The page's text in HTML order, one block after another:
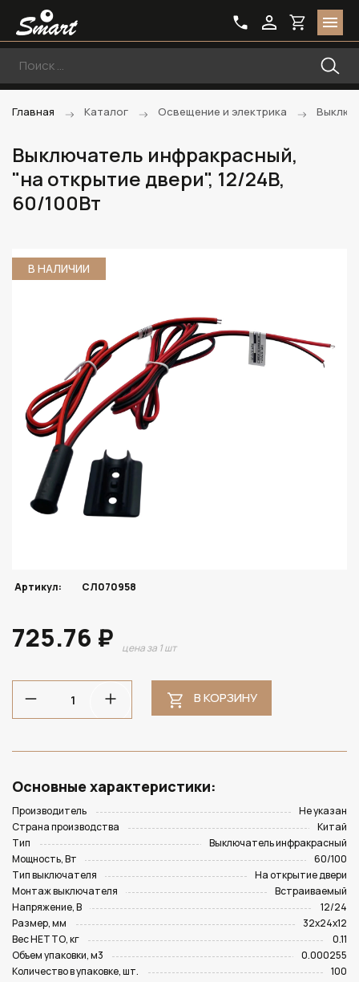
Главная Каталог Освещение и электрика
Выключатель инфракрасный,
"на открытие двери", 12/24В,
60/100Вт
В НАЛИЧИИ
Артикул: СЛ070958
725.76 ₽ цена за 1 шт
В КОРЗИНУ
Основные характеристики:
Производитель
Не указан
Страна производства
Китай
Тип
Выключатель инфракрасный
Мощность, Вт
60/100
Тип выключателя
На открытие двери
Монтаж выключателя
Встраиваемый
Напряжение, В
12/24
Размер, мм
32х24х12
Вес НЕТТО, кг
0.11
Объем упаковки, м3
0.000255
Количество в упаковке, шт.
100